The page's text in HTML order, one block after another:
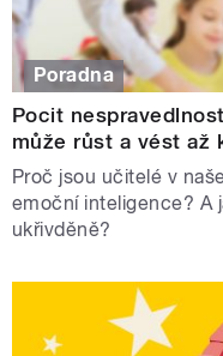
Poradna
Pocit
může růst a vést až
Proč jsou učitelé v
emoční inteligence? A
ukřivděně?